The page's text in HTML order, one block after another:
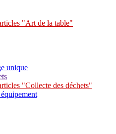
"Art de la table"
unique
"Collecte des déchets"